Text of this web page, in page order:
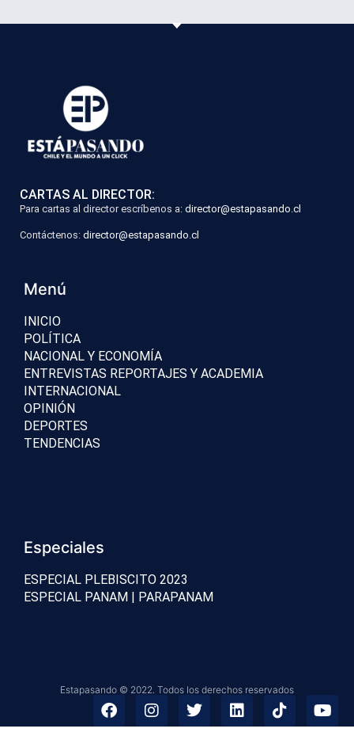
CARTAS AL DIRECTOR:
Para cartas al director escríbenos a: director@estapasando.cl
Contáctenos: director@estapasando.cl
Menú
INICIO
POLÍTICA
NACIONAL Y ECONOMÍA
ENTREVISTAS REPORTAJES Y ACADEMIA
INTERNACIONAL
OPINIÓN
DEPORTES
TENDENCIAS
Especiales
ESPECIAL PLEBISCITO 2023
ESPECIAL PANAM | PARAPANAM
Estapasando © 2022. Todos los derechos reservados